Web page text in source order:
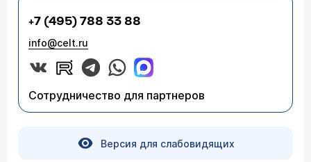
+7 (495) 788 33 88
info@celt.ru
Сотрудничество для партнеров
Версия для слабовидящих